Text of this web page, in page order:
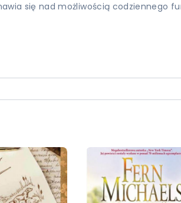
się nad możliwością codziennego